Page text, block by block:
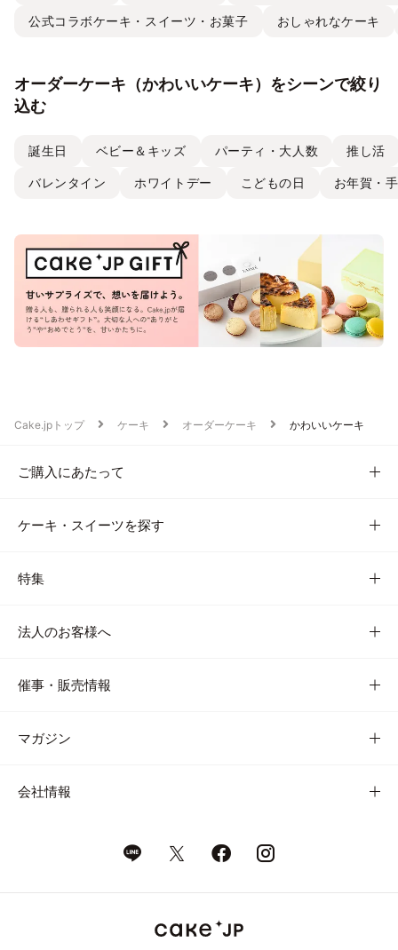
公式コラボケーキ・スイーツ・お菓子 おしゃれなケーキ
オーダーケーキ（かわいいケーキ）をシーンで絞り
込む
誕生日 ベビー＆キッズ パーティ・大人数 推し活
バレンタイン ホワイトデー こどもの日 お年賀・
Cake.jpトップ ケーキ オーダーケーキ かわいいケーキ
ご購入にあたって
ケーキ・スイーツを探す
特集
法人のお客様へ
催事・販売情報
マガジン
会社情報